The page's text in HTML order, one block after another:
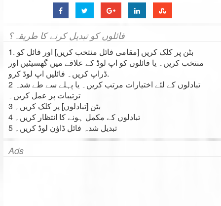
فائلوں کو تبدیل کرنے کا طریقہ؟
1. بٹن پر کلک کریں [مقامی فائل منتخب کریں] اور فائل کو
منتخب کریں۔ یا فائلوں کو اپ لوڈ کے علاقے میں گھسیٹیں اور
ڈراپ کریں۔ فائلیں اپ لوڈ کرو.
2 تبادلوں کے لئے اختیارات مرتب کریں۔ یا پہلے سے طے شدہ
ترتیبات پر عمل کریں۔
3 بٹن [تبادلوں] پر کلک کریں۔
4 تبادلوں کے مکمل ہونے کا انتظار کریں۔
5 تبدیل شدہ فائل ڈاؤن لوڈ کریں۔
Ads